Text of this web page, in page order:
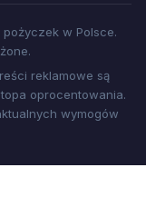
w Polsce.
reklamowe są
oprocentowania.
wymogów